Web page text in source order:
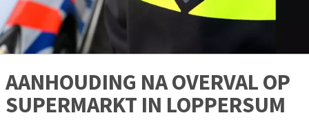
AANHOUDING NA OVERVAL OP
SUPERMARKT IN LOPPERSUM